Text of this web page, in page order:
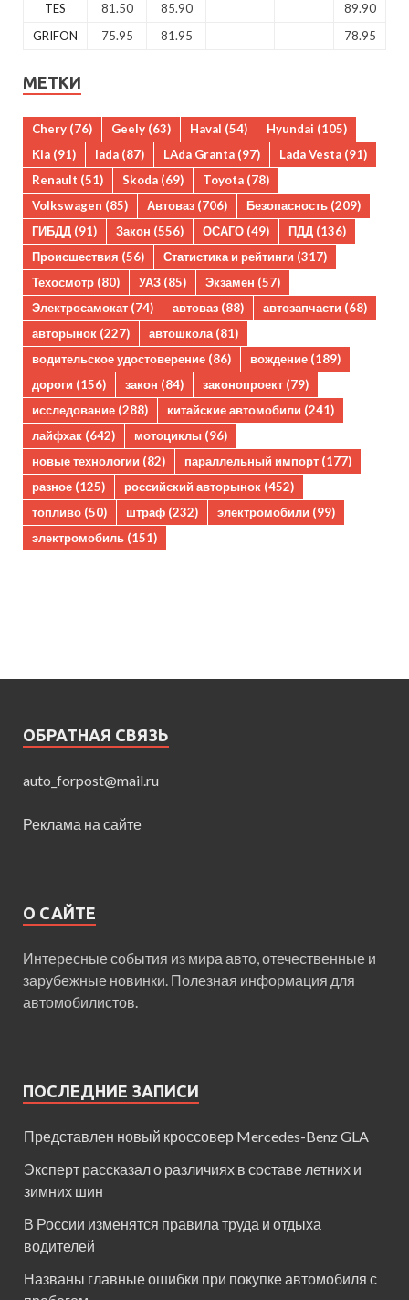
TES
81.50 85.90
89.90
GRIFON
75.95 81.95 78.95
МЕТКИ
Chery (76) Geely (63) Haval (54) Hyundai (105)
Kia (91) lada (87) LAda Granta (97) Lada Vesta (91)
Renault (51) Skoda (69) Toyota (78)
Volkswagen (85) Автоваз (706) Безопасность (209)
ГИБДД (91) Закон (556) ОСАГО (49) ПДД (136)
Происшествия (56) Статистика и рейтинги (317)
Техосмотр (80) УАЗ (85) Экзамен (57)
Электросамокат (74) автоваз (88) автозапчасти (68)
авторынок (227) автошкола(81)
водительское удостоверение (86) вождение (189)
дороги (156) закон (84) законопроект (79)
исследование (288) китайские автомобили (241)
лайфхак (642) мотоциклы (96)
новые технологии (82) параллельный импорт (177)
разное (125) российский авторынок (452)
топливо (50) штраф (232) электромобили (99)
электромобиль (151)
ОБРАТНАЯ СВЯЗЬ
auto_forpost@mail.ru
Реклама на сайте
О САЙТЕ
Интересные события из мира авто, отечественные и
зарубежные новинки. Полезная информация для
автомобилистов.
ПОСЛЕДНИЕ ЗАПИСИ
Представлен новый кроссовер Mercedes-Benz GLA
Эксперт рассказал о различиях в составе летних и
зимних шин
В России изменятся правила труда и отдыха
водителей
Названы главные ошибки при покупке автомобиля с